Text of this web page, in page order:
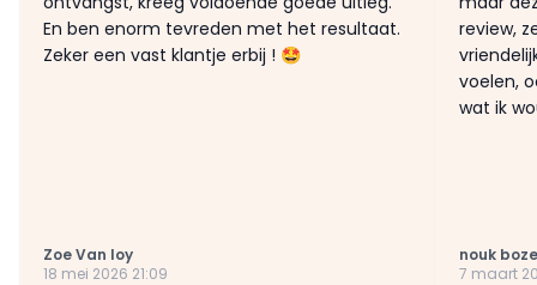
En ben enorm tevreden met het resultaat.
Zeker een vast klantje erbij ! 🤩
Zoe Van loy
18 mei 2026 21:09
review,
voelen,
wat ik
nouk
7 maart